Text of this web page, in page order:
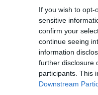
If you wish to
sensitive
confirm your
continue seeing
information
further disclosure
participants. This
Downstream
Jetzt 20:15
Gestern
The